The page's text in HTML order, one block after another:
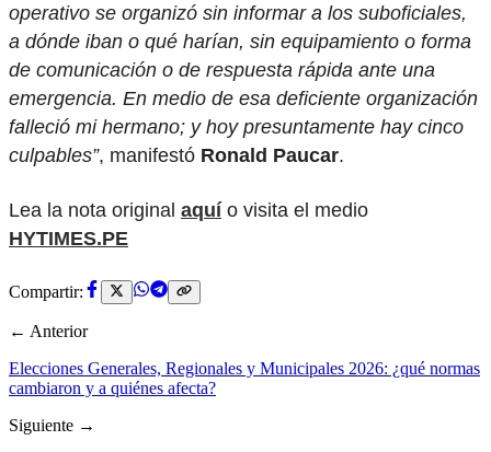
operativo se organizó sin informar a los suboficiales,
a dónde iban o qué harían, sin equipamiento o forma
de comunicación o de respuesta rápida ante una
emergencia. En medio de esa deficiente organización
falleció mi hermano; y hoy presuntamente hay cinco
culpables”, manifestó Ronald Paucar.
Lea la nota original aquí o visita el medio
HYTIMES.PE
Compartir:
← Anterior
Elecciones Generales, Regionales y Municipales 2026: ¿qué normas
cambiaron y a quiénes afecta?
Siguiente →